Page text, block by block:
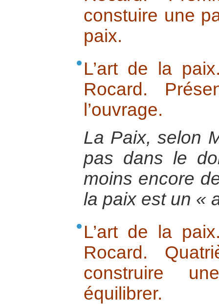
constuire une
paix.
L’art de la
Rocard.
l’ouvrage.
La Paix, selon
pas dans le
moins encore
la paix est un «
L’art de la
Rocard.
construire
équilibrer.